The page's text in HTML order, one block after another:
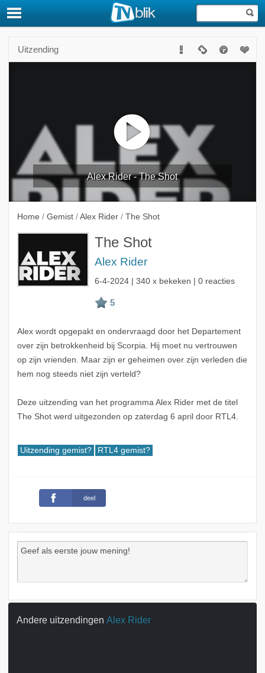
Uitzending
Alex Rider - The Shot
Home / Gemist / Alex Rider / The Shot
The Shot
Alex Rider
6-4-2024| 340 x bekeken | 0 reacties
Alex wordt opgepakt en ondervraagd door het Departement
over zijn betrokkenheid bij Scorpia. Hij moet nu vertrouwen
op zijn vrienden. Maar zijn er geheimen over zijn verleden die
hem nog steeds niet zijn verteld?
Deze uitzending van het programma Alex Rider met de titel
The Shot werd uitgezonden op zaterdag 6 april door RTL4.
Uitzending gemist? RTL4 gemist?
deel
Andere uitzendingen Alex Rider